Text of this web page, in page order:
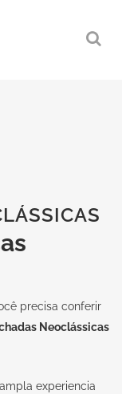
precisa conferir
Neoclássicas
experiencia